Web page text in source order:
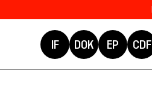
IF DOK EP CDF